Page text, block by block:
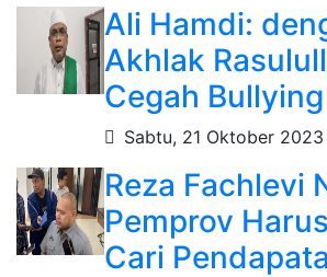
Ali Hamdi:
Akhlak
Cegah Bullying
Sabtu, 21 Oktober 2023
Reza Fachlevi
Pemprov
Cari